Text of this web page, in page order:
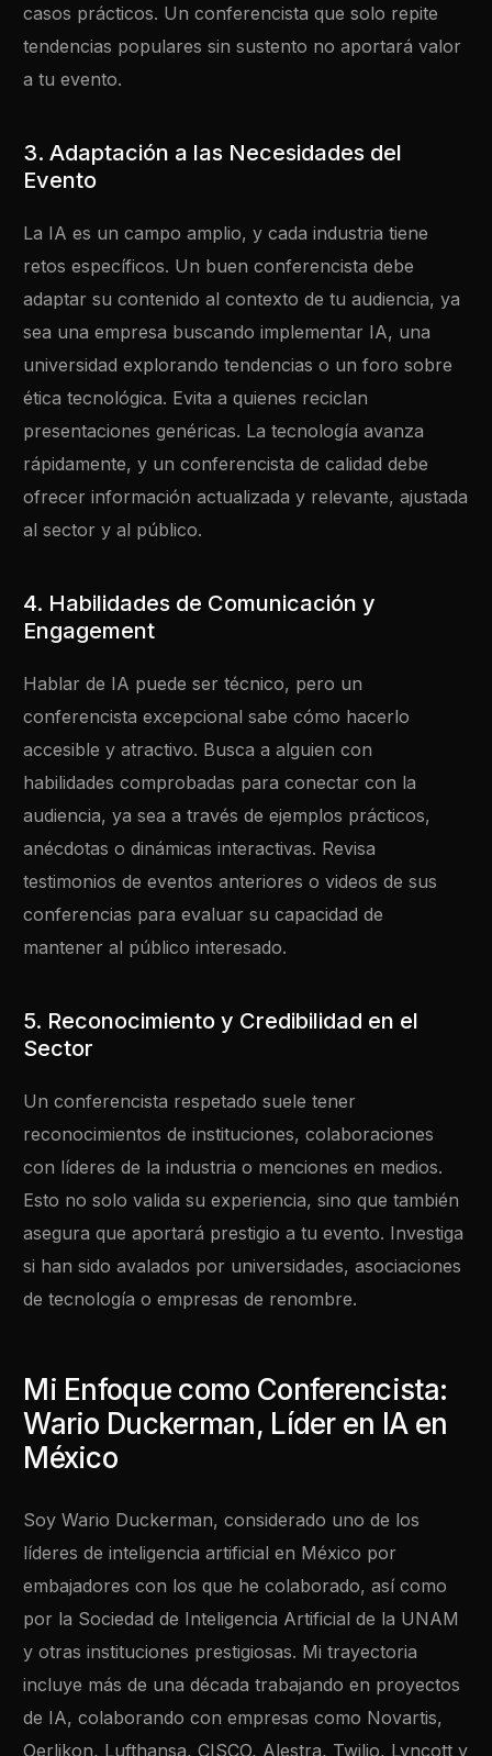
casos prácticos. Un conferencista que solo repite
tendencias populares sin sustento no aportará valor
a tu evento.
3. Adaptación a las Necesidades del
Evento
La IA es un campo amplio, y cada industria tiene
retos específicos. Un buen conferencista debe
adaptar su contenido al contexto de tu audiencia, ya
sea una empresa buscando implementar IA, una
universidad explorando tendencias o un foro sobre
ética tecnológica. Evita a quienes reciclan
presentaciones genéricas. La tecnología avanza
rápidamente, y un conferencista de calidad debe
ofrecer información actualizada y relevante, ajustada
al sector y al público.
4. Habilidades de Comunicación y
Engagement
Hablar de IA puede ser técnico, pero un
conferencista excepcional sabe cómo hacerlo
accesible y atractivo. Busca a alguien con
habilidades comprobadas para conectar con la
audiencia, ya sea a través de ejemplos prácticos,
anécdotas o dinámicas interactivas. Revisa
testimonios de eventos anteriores o videos de sus
conferencias para evaluar su capacidad de
mantener al público interesado.
5. Reconocimiento y Credibilidad en el
Sector
Un conferencista respetado suele tener
reconocimientos de instituciones, colaboraciones
con líderes de la industria o menciones en medios.
Esto no solo valida su experiencia, sino que también
asegura que aportará prestigio a tu evento. Investiga
si han sido avalados por universidades, asociaciones
de tecnología o empresas de renombre.
Mi Enfoque como Conferencista:
Wario Duckerman, Líder en IA en
México
Soy Wario Duckerman, considerado uno de los
líderes de inteligencia artificial en México por
embajadores con los que he colaborado, así como
por la Sociedad de Inteligencia Artificial de la UNAM
y otras instituciones prestigiosas. Mi trayectoria
incluye más de una década trabajando en proyectos
de IA, colaborando con empresas como Novartis,
Oerlikon, Lufthansa, CISCO, Alestra, Twilio, Lyncott y